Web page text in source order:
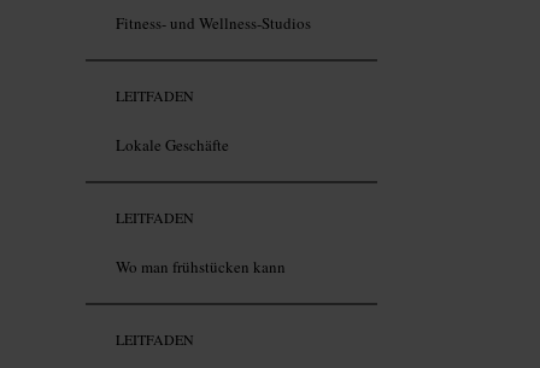
Fitness- und Wellness-Studios
LEITFADEN
Lokale Geschäfte
LEITFADEN
Wo man frühstücken kann
LEITFADEN